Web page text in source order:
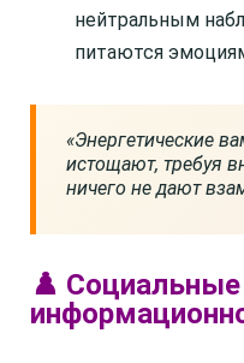
нейтральным
питаются
«Энергетические
истощают, требуя
ничего не дают
♟️ Социальные